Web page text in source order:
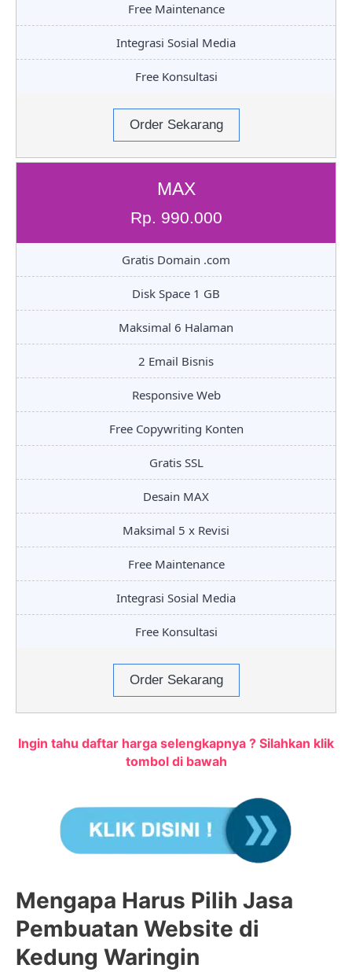
Free Maintenance
Integrasi Sosial Media
Free Konsultasi
Order Sekarang
MAX
Rp. 990.000
Gratis Domain .com
Disk Space 1 GB
Maksimal 6 Halaman
2 Email Bisnis
Responsive Web
Free Copywriting Konten
Gratis SSL
Desain MAX
Maksimal 5 x Revisi
Free Maintenance
Integrasi Sosial Media
Free Konsultasi
Order Sekarang
Ingin tahu daftar harga selengkapnya ? Silahkan klik
tombol di bawah
Mengapa Harus Pilih Jasa
Pembuatan Website di
Kedung Waringin